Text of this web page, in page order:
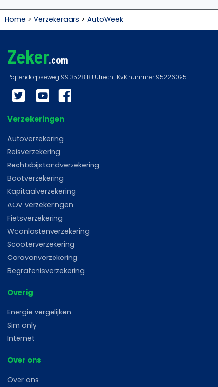
Home > Verzekeraars > AutoWeek
Zeker.com
Twitter YouTube
Verzekeringen
Autoverzekering
Reisverzekering
Rechtsbijstandverzekering
Bootverzekering
Kapitaalverzekering
AOV verzekeringen
Fietsverzekering
Woonlastenverzekering
Scooterverzekering
Caravanverzekering
Begrafenisverzekering
Overig
Energie vergelijken
Sim only
Internet
Over ons
Over ons